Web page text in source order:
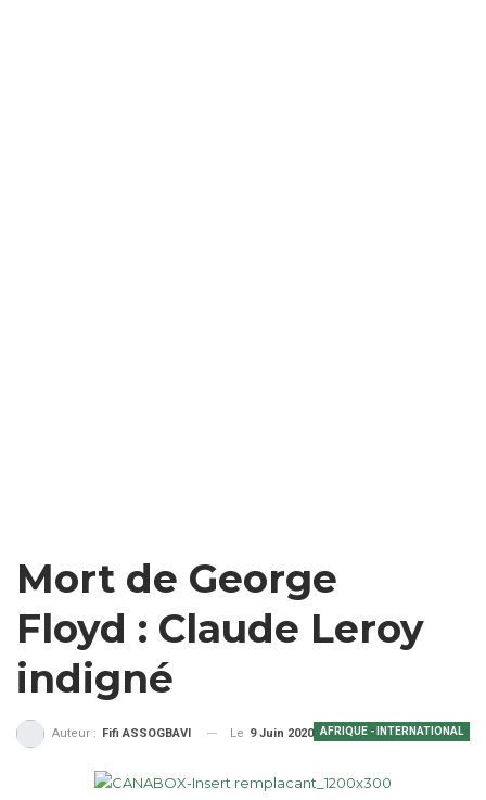
Mort de George
Floyd : Claude Leroy
indigné
AFRIQUE - INTERNATIONAL
Auteur : Fifi ASSOGBAVI Le 9 Juin 2020